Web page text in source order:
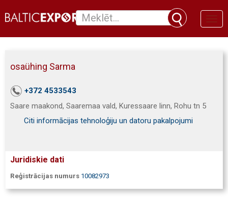
osaühing Sarma
+372 4533543
Saare maakond, Saaremaa vald, Kuressaare linn, Rohu tn 5
Citi informācijas tehnoloģiju un datoru pakalpojumi
Juridiskie dati
Reģistrācijas numurs 10082973